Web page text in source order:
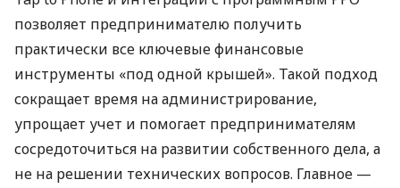
позволяет предпринимателю получить
практически все ключевые финансовые
инструменты «под одной крышей». Такой подход
сокращает время на администрирование,
упрощает учет и помогает предпринимателям
сосредоточиться на развитии собственного дела, а
не на решении технических вопросов. Главное —